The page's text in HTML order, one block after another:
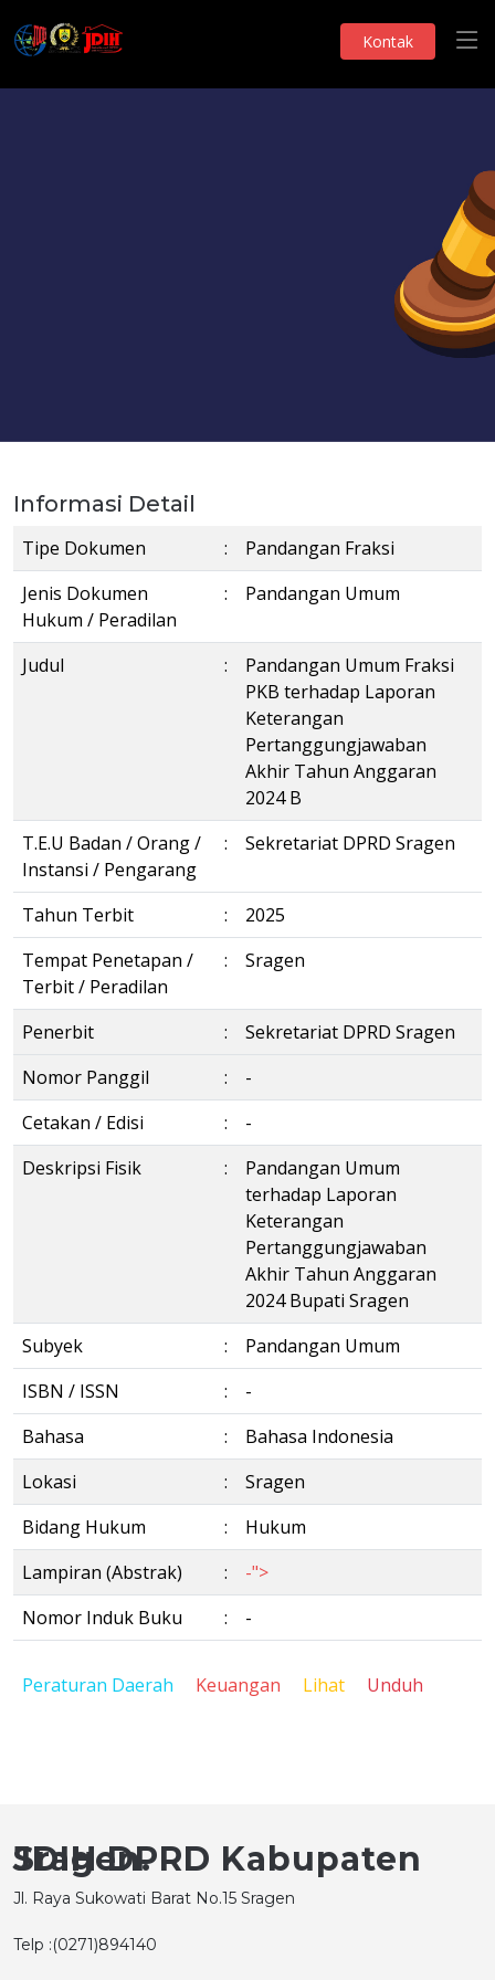
Kontak
Informasi Detail
Tipe Dokumen :
Pandangan Fraksi
Jenis Dokumen
Hukum / Peradilan
: Pandangan Umum
Judul :
Pandangan Umum Fraksi
PKB terhadap Laporan
Keterangan
Pertanggungjawaban
Akhir Tahun Anggaran
2024 B
T.E.U Badan / Orang /
Instansi / Pengarang
: Sekretariat DPRD Sragen
Tahun Terbit :
2025
Tempat Penetapan /
Terbit / Peradilan
: Sragen
Penerbit :
Sekretariat DPRD Sragen
Nomor Panggil
:
-
Cetakan / Edisi
:
-
Deskripsi Fisik
:
Pandangan Umum
terhadap Laporan
Keterangan
Pertanggungjawaban
Akhir Tahun Anggaran
2024 Bupati Sragen
Subyek
:
Pandangan Umum
ISBN / ISSN
:
-
Bahasa
:
Bahasa Indonesia
Lokasi
:
Sragen
Bidang Hukum
:
Hukum
Lampiran (Abstrak)
:
-">
Nomor Induk Buku
: -
Peraturan Daerah Keuangan Lihat Unduh
JDIH DPRD Kabupaten Sragen.
Jl. Raya Sukowati Barat No.15 Sragen
Telp :(0271)894140